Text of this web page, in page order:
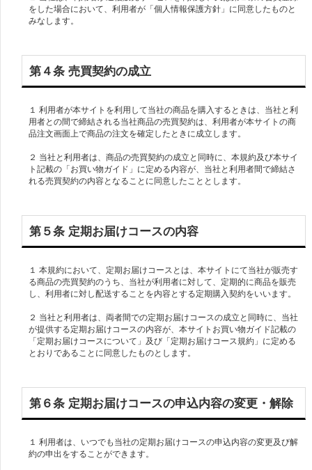
をした場合において、利用者が「個人情報保護方針」に同意したものと
みなします。
第４条 売買契約の成立
１ 利用者が本サイトを利用して当社の商品を購入するときは、当社と利
用者との間で締結される当社商品の売買契約は、利用者が本サイトの商
品注文画面上で商品の注文を確定したときに成立します。
２ 当社と利用者は、商品の売買契約の成立と同時に、本規約及び本サイ
ト記載の「お買い物ガイド」に定める内容が、当社と利用者間で締結さ
第５条 定期お届けコースの内容
１ 本規約において、定期お届けコースとは、本サイトにて当社が販売す
る商品の売買契約のうち、当社が利用者に対して、定期的に商品を販売
し、利用者に対し配送することを内容とする定期購入契約をいいます。
２ 当社と利用者は、両者間での定期お届けコースの成立と同時に、当社
が提供する定期お届けコースの内容が、本サイトお買い物ガイド記載の
「定期お届けコースについて」及び「定期お届けコース規約」に定める
とおりであることに同意したものとします。
第６条 定期お届けコースの申込内容の変更・解除
１ 利用者は、いつでも当社の定期お届けコースの申込内容の変更及び解
約の申出をすることができます。